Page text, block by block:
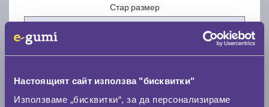
Настоящият сайт използва "бисквитки"
Използваме „бисквитки“, за да персонализираме
Стар размер
Нов размер